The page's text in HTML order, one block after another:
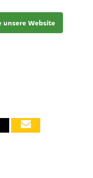
unsere Website